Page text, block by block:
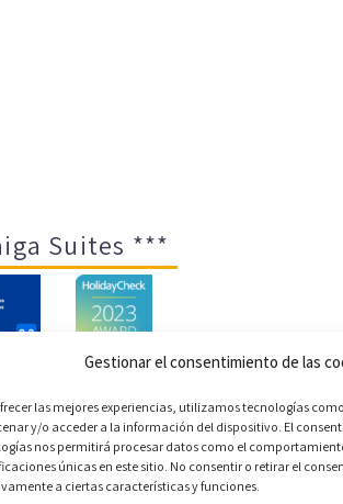
Gestionar el consentimiento de las
las mejores experiencias, utilizamos tecnologías
y/o acceder a la información del dispositivo. El
nos permitirá procesar datos como el
únicas en este sitio. No consentir o retirar el
a ciertas características y funciones.
Suites ***
de cookies (UE)